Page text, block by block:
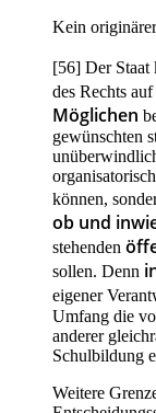
Kein
[56] Der Staat
des Rechts
Möglichen
gewünschten
können,
ob und
stehenden
sollen. Denn
eigener
Umfang die
anderer
Schulbildung
Weitere